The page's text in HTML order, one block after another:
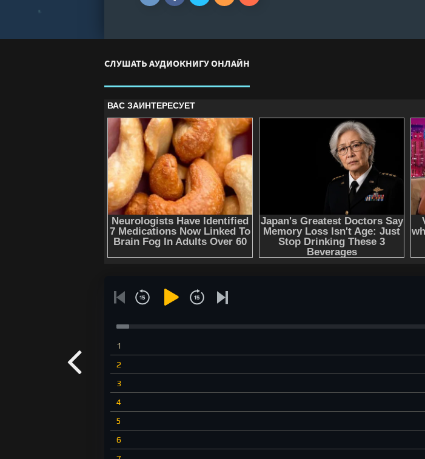
СЛУШАТЬ АУДИОКНИГУ ОНЛАЙН
1
2
3
4
5
6